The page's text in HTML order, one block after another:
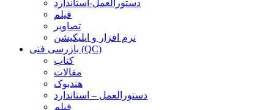
دستورالعمل-استاندارد
فیلم
تصاویر
نرم افزار و اپلیکیشن
بازرسی فنی (QC)
کتاب
مقالات
هندبوک
دستورالعمل – استاندارد
فیلم